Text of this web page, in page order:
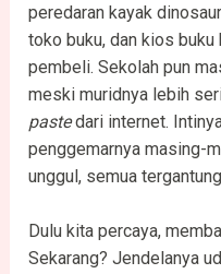
peredaran kayak
toko buku, dan kios
pembeli. Sekolah pun
meski muridnya lebih
pastedari internet.
penggemarnya masing-
unggul, semua
Dulu kita percaya,
Sekarang? Jendelanya